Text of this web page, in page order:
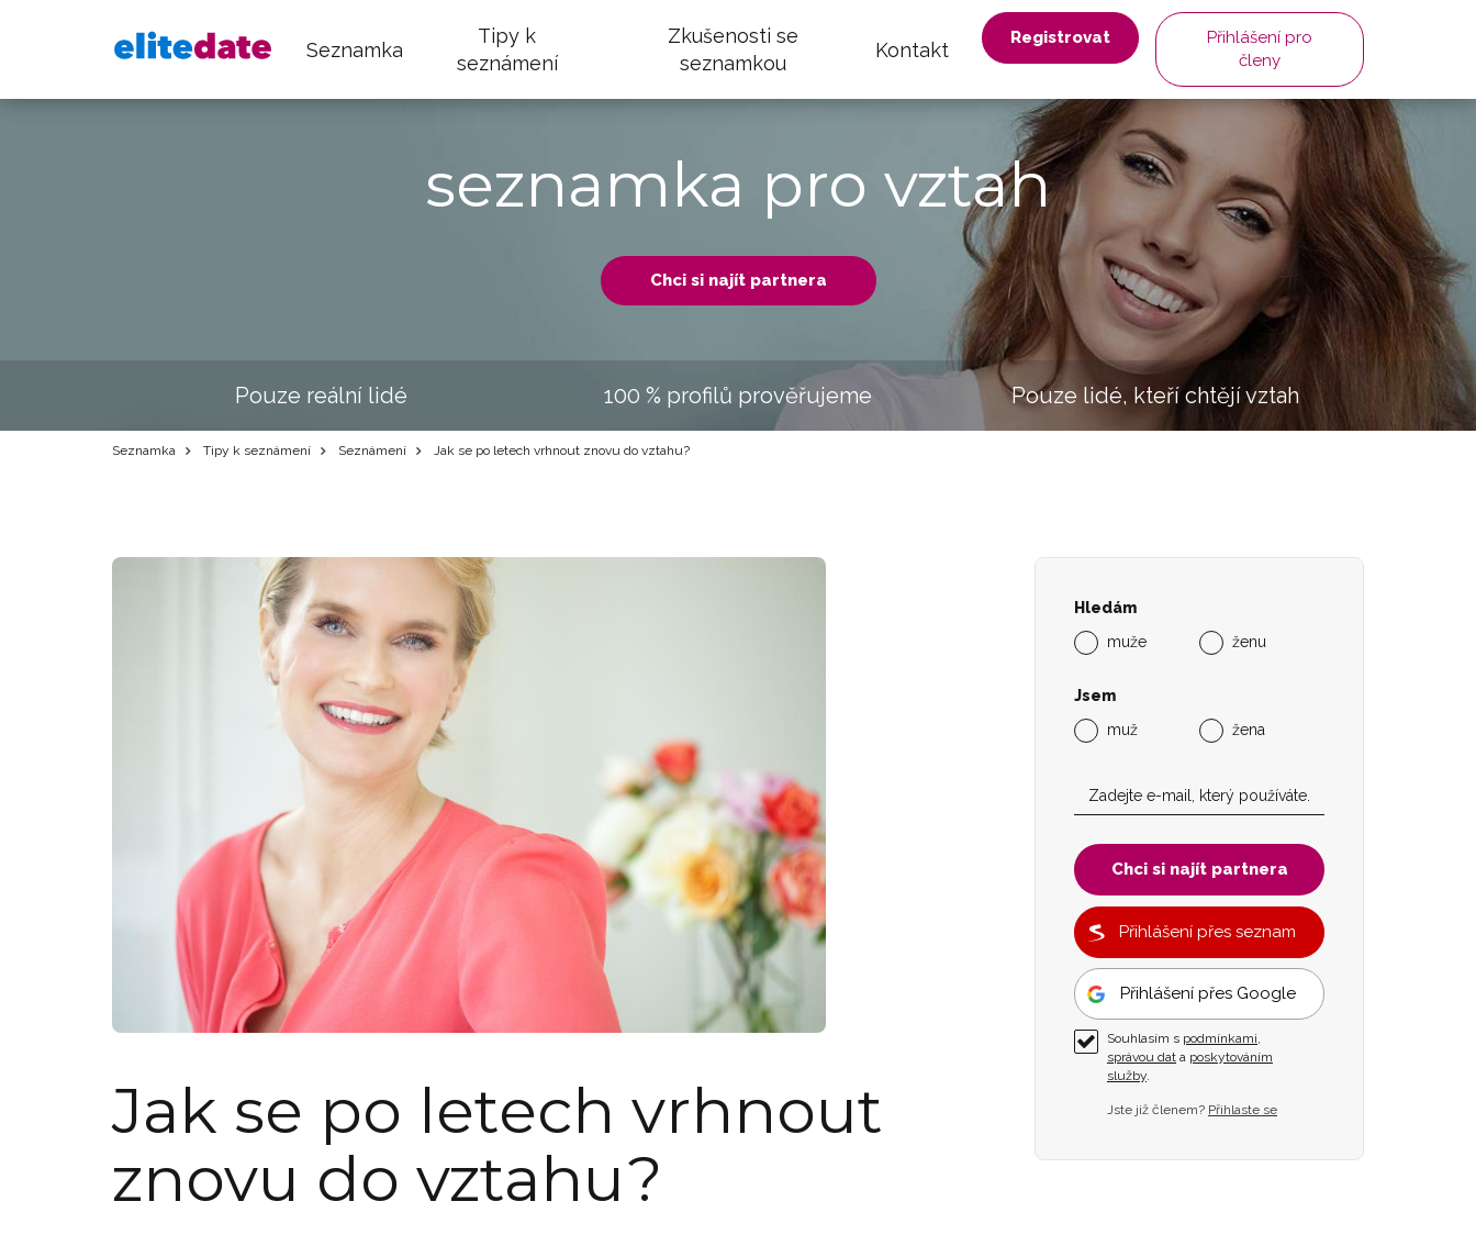
Seznamka
Tipy k
seznámení
Zkušenosti se
seznamkou
Kontakt
Registrovat
Přihlášení pro
členy
seznamka pro vztah
Chci si najít partnera
Pouze reální lidé 100 % profilů prověřujeme Pouze lidé, kteří chtějí vztah
Seznamka Tipy k seznámení Seznámení Jak se po letech vrhnout znovu do vztahu?
Jak se po letech vrhnout
znovu do vztahu?
Hledám
muže
ženu
Jsem
muž
žena
Chci si najít partnera
Přihlášení přes seznam
Přihlášení přes Google
Souhlasím s podmínkami,
správou dat a poskytováním
služby.
Jste již členem? Přihlaste se